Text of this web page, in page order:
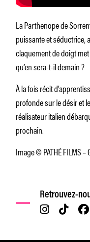
La Parthenope de
puissante et séductrice,
claquement de doigt
qu’en sera-t-il demain ?
À la fois récit
profonde sur le désir et
réalisateur italien
prochain.
Image © PATHÉ FILMS –
Retrouvez-